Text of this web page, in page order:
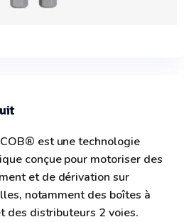
est une technologie
conçue pour motoriser des
et de dérivation sur
notamment des boîtes à
des distributeurs 2 voies.